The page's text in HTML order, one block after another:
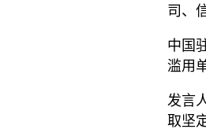
司、
中国
滥用
发言
取坚